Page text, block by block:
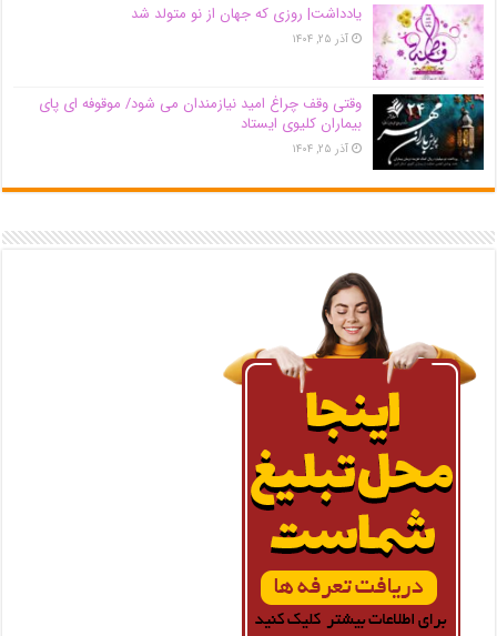
یادداشت| روزی که جهان از نو متولد شد
آذر ۲۵, ۱۴۰۴
وقتی وقف چراغ امید نیازمندان می شود/ موقوفه ای پای
بیماران کلیوی ایستاد
آذر ۲۵, ۱۴۰۴